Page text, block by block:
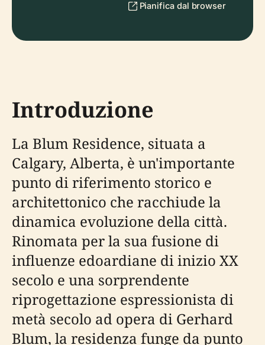
Pianifica dal browser
Introduzione
La Blum Residence, situata a
Calgary, Alberta, è un'importante
punto di riferimento storico e
architettonico che racchiude la
dinamica evoluzione della città.
Rinomata per la sua fusione di
influenze edoardiane di inizio XX
secolo e una sorprendente
riprogettazione espressionista di
metà secolo ad opera di Gerhard
Blum, la residenza funge da punto